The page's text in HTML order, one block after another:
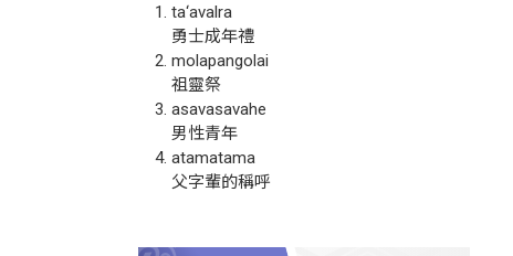
ta‘avalra
勇士成年禮
molapangolai
祖靈祭
asavasavahe
男性青年
atamatama
父字輩的稱呼